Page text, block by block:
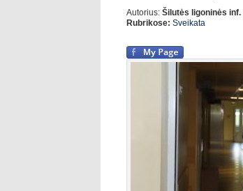
Autorius: Šilutės ligoninės inf.
Rubrikose: Sveikata